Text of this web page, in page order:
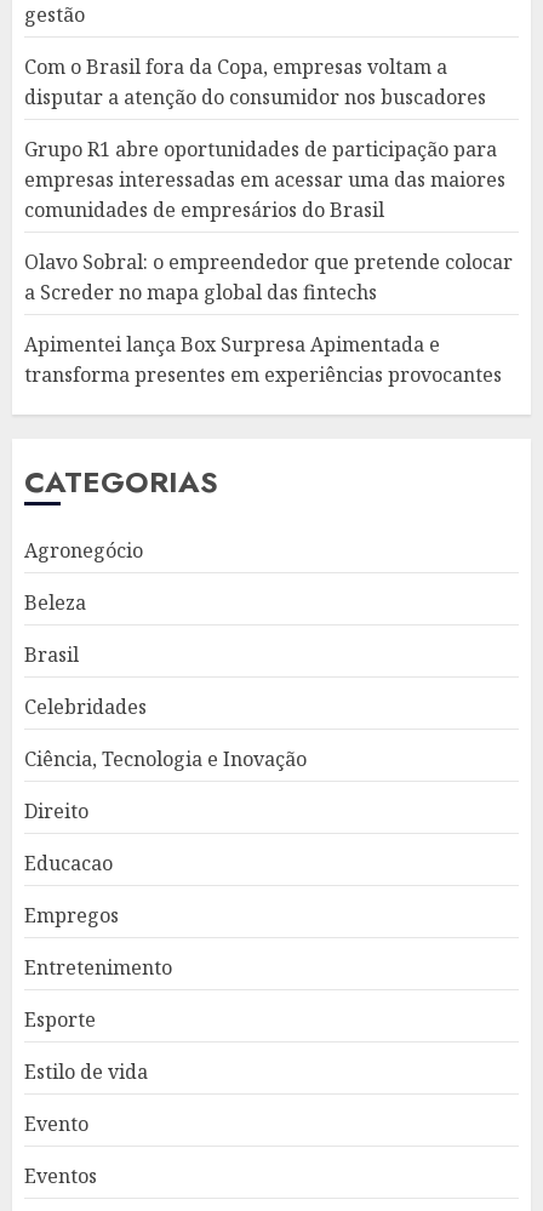
gestão
Com o Brasil fora da Copa, empresas voltam a
disputar a atenção do consumidor nos buscadores
Grupo R1 abre oportunidades de participação para
empresas interessadas em acessar uma das maiores
comunidades de empresários do Brasil
Olavo Sobral: o empreendedor que pretende colocar
a Screder no mapa global das fintechs
Apimentei lança Box Surpresa Apimentada e
transforma presentes em experiências provocantes
CATEGORIAS
Agronegócio
Beleza
Brasil
Celebridades
Ciência, Tecnologia e Inovação
Direito
Educacao
Empregos
Entretenimento
Esporte
Estilo de vida
Evento
Eventos